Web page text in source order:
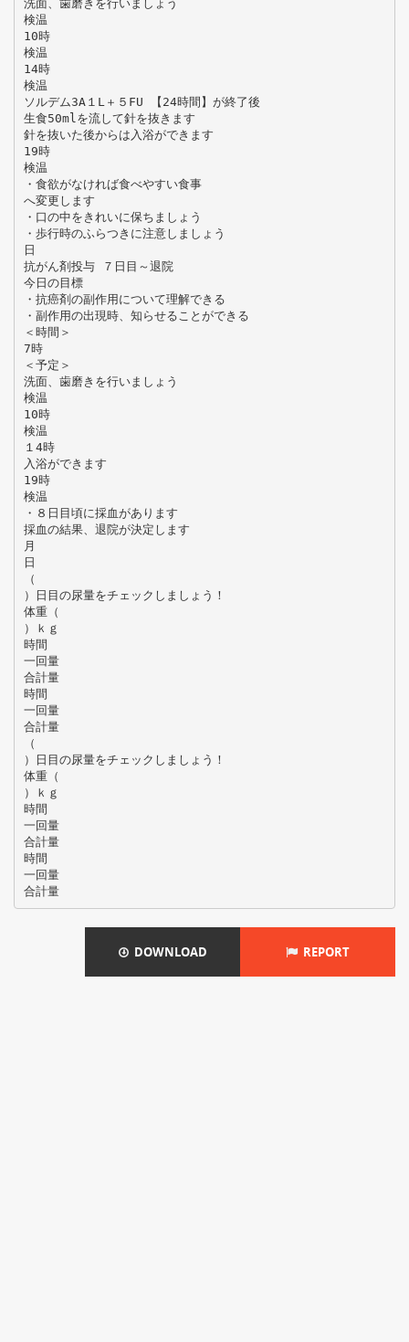
洗面、歯磨きを行いましょう
検温
10時
検温
14時
検温
ソルデム3A１L＋５FU 【24時間】が終了後
生食50mlを流して針を抜きます
針を抜いた後からは入浴ができます
19時
検温
・食欲がなければ食べやすい食事
へ変更します
・口の中をきれいに保ちましょう
・歩行時のふらつきに注意しましょう
日
抗がん剤投与 ７日目～退院
今日の目標
・抗癌剤の副作用について理解できる
・副作用の出現時、知らせることができる
＜時間＞
7時
＜予定＞
洗面、歯磨きを行いましょう
検温
10時
検温
１4時
入浴ができます
19時
検温
・８日目頃に採血があります
採血の結果、退院が決定します
月
日
（
）日目の尿量をチェックしましょう！
体重（
）ｋｇ
時間
一回量
合計量
時間
一回量
合計量
（
）日目の尿量をチェックしましょう！
体重（
）ｋｇ
時間
一回量
合計量
時間
一回量
合計量
DOWNLOAD REPORT